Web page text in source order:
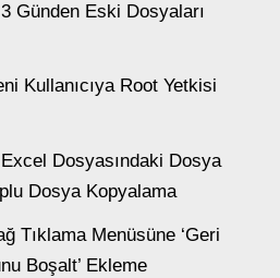
Günden Eski Dosyaları
Kullanıcıya Root Yetkisi
Dosyasındaki Dosya
Dosya Kopyalama
Tıklama Menüsüne ‘Geri
Boşalt’ Ekleme